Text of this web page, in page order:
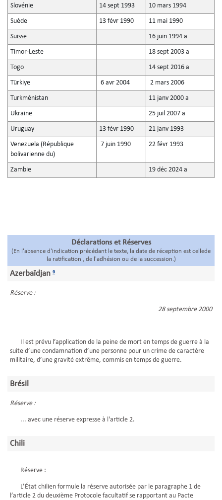
Slovénie 14 sept 1993 10 mars 1994
Suède 13 févr 1990 11 mai 1990
Suisse 16 juin 1994 a
Timor-Leste 18 sept 2003 a
Togo 14 sept 2016 a
Türkiye 6 avr 2004 2 mars 2006
Turkménistan 11 janv 2000 a
Ukraine 25 juil 2007 a
Uruguay 13 févr 1990 21 janv 1993
Venezuela (République
bolivarienne du)
7 juin 1990 22 févr 1993
Zambie 19 déc 2024 a
Déclarations et Réserves
(En l'absence d'indication précédant le texte, la date de réception est cellede
la ratification , de l'adhésion ou de la succession.)
Azerbaïdjan 9
Réserve :
28 septembre 2000
Il est prévu l’application de la peine de mort en temps de guerre à la
suite d’une condamnation d’une personne pour un crime de caractère
militaire, d’une gravité extrême, commis en temps de guerre.
Brésil
Réserve :
... avec une réserve expresse à l'article 2.
Chili
Réserve :
L’État chilien formule la réserve autorisée par le paragraphe 1 de
l’article 2 du deuxième Protocole facultatif se rapportant au Pacte